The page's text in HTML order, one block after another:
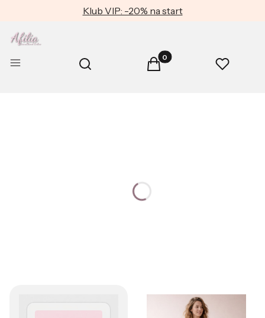
Klub VIP: -20% na start
Menu Otwórz wyszukiwarkę
Szukaj Produkty w koszyku: 0.
Koszyk Ulubione